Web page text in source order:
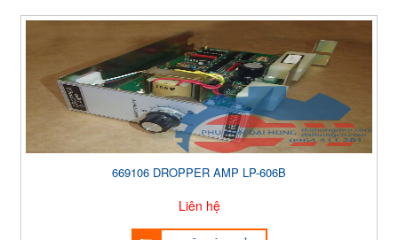
669106 DROPPER AMP LP-606B
Liên hệ